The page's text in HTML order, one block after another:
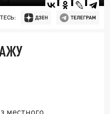
местного